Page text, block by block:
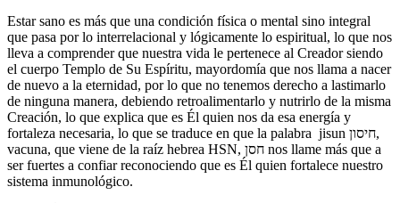
Estar sano es más que una condición física o mental sino integral
que pasa por lo interrelacional y lógicamente lo espiritual, lo que nos
lleva a comprender que nuestra vida le pertenece al Creador siendo
el cuerpo Templo de Su Espíritu, mayordomía que nos llama a nacer
de nuevo a la eternidad, por lo que no tenemos derecho a lastimarlo
de ninguna manera, debiendo retroalimentarlo y nutrirlo de la misma
Creación, lo que explica que es Él quien nos da esa energía y
fortaleza necesaria, lo que se traduce en que la palabra jisun חיסון,
vacuna, que viene de la raíz hebrea HSN, חסן nos llame más que a
ser fuertes a confiar reconociendo que es Él quien fortalece nuestro
sistema inmunológico.